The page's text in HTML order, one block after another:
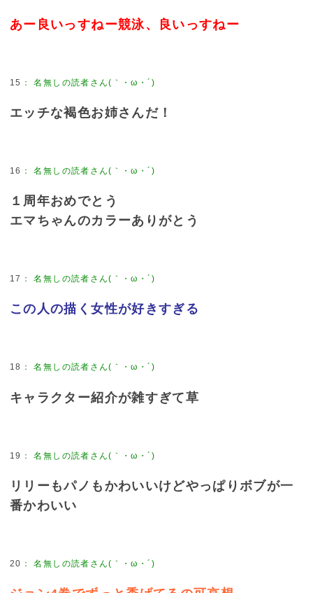
あー良いっすねー競泳、良いっすねー
15 ：名無しの読者さん(｀・ω・´)
エッチな褐色お姉さんだ！
16 ：名無しの読者さん(｀・ω・´)
１周年おめでとう
エマちゃんのカラーありがとう
17 ：名無しの読者さん(｀・ω・´)
この人の描く女性が好きすぎる
18 ：名無しの読者さん(｀・ω・´)
キャラクター紹介が雑すぎて草
19 ：名無しの読者さん(｀・ω・´)
リリーもパノもかわいいけどやっぱりボブが一
番かわいい
20 ：名無しの読者さん(｀・ω・´)